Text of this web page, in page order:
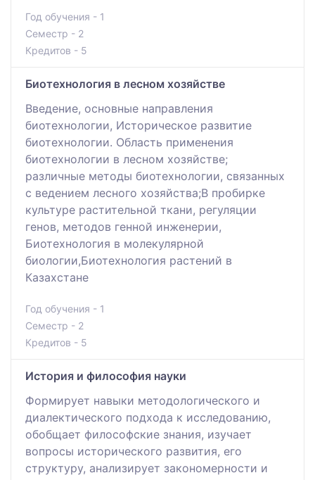
Год обучения - 1
Семестр - 2
Кредитов - 5
Биотехнология в лесном хозяйстве
Введение, основные направления
биотехнологии, Историческое развитие
биотехнологии. Область применения
биотехнологии в лесном хозяйстве;
различные методы биотехнологии, связанных
с ведением лесного хозяйства;В пробирке
культуре растительной ткани, регуляции
генов, методов генной инженерии,
Биотехнология в молекулярной
биологии,Биотехнология растений в
Казахстане
Год обучения - 1
Семестр - 2
Кредитов - 5
История и философия науки
Формирует навыки методологического и
диалектического подхода к исследованию,
обобщает философские знания, изучает
вопросы исторического развития, его
структуру, анализирует закономерности и